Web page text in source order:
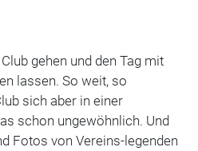
gehen und den Tag mit
lassen. So weit, so
sich aber in einer
schon ungewöhnlich. Und
Fotos von Vereins-legenden